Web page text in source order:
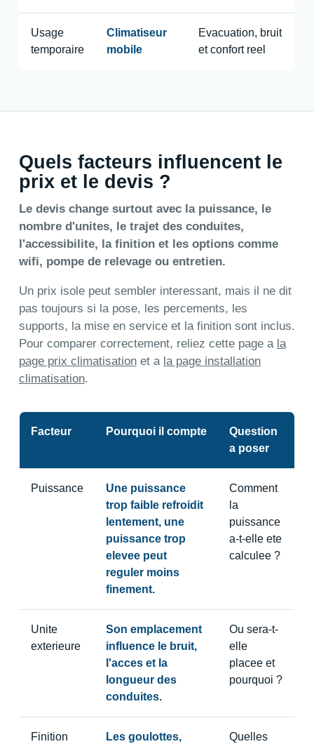
Usage
temporaire
Climatiseur
mobile
Evacuation, bruit
et confort reel
Quels facteurs influencent le
prix et le devis ?
Le devis change surtout avec la puissance, le
nombre d'unites, le trajet des conduites,
l'accessibilite, la finition et les options comme
wifi, pompe de relevage ou entretien.
Un prix isole peut sembler interessant, mais il ne dit
pas toujours si la pose, les percements, les
supports, la mise en service et la finition sont inclus.
Pour comparer correctement, reliez cette page a la
page prix climatisationet a la page installation
climatisation.
Facteur Pourquoi il compte
Question
a poser
Puissance
Une puissance
trop faible refroidit
lentement, une
puissance trop
elevee peut
reguler moins
finement.
Comment
la
puissance
a-t-elle ete
calculee ?
Unite
exterieure
Son emplacement
influence le bruit,
l'acces et la
longueur des
conduites.
Ou sera-t-
elle
placee et
pourquoi ?
Finition
Les goulottes,
Quelles